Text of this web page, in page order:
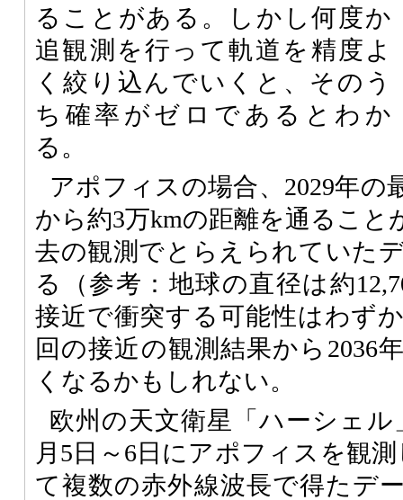
ることがある。しかし何度か
追観測を行って軌道を精度よ
く絞り込んでいくと、そのう
ち確率がゼロであるとわか
る。
アポフィスの場合、2029年の
から約3万kmの距離を通ること
去の観測でとらえられていた
る（参考：地球の直径は約
接近で衝突する可能性はわず
回の接近の観測結果から2036
くなるかもしれない。
欧州の天文衛星「ハーシェル
月5日～6日にアポフィスを観
て複数の赤外線波長で得たデ